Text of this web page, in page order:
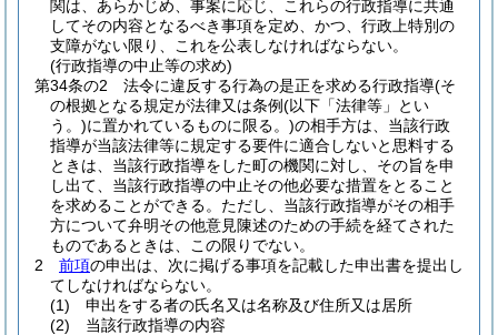
関は、あらかじめ、事案に応じ、これらの行政指導に共通
してその内容となるべき事項を定め、かつ、行政上特別の
支障がない限り、これを公表しなければならない。
(行政指導の中止等の求め)
第34条の2
法令に違反する行為の是正を求める行政指導(そ
の根拠となる規定が法律又は条例(以下「法律等」とい
う。)に置かれているものに限る。)の相手方は、当該行政
指導が当該法律等に規定する要件に適合しないと思料する
ときは、当該行政指導をした町の機関に対し、その旨を申
し出て、当該行政指導の中止その他必要な措置をとること
を求めることができる。 ただし、当該行政指導がその相手
方について弁明その他意見陳述のための手続を経てされた
ものであるときは、この限りでない。
2
前項の申出は、次に掲げる事項を記載した申出書を提出し
てしなければならない。
(1)
申出をする者の氏名又は名称及び住所又は居所
(2)
当該行政指導の内容